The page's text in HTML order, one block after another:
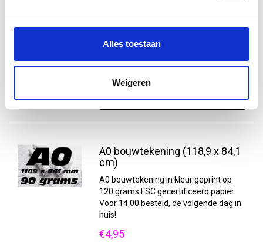
Alles toestaan
Weigeren
90 grams FSC gecertificeerd papier.
huis! 130 x 91,4 cm
€5,95
Vergelijk
Informatie
A0 bouwtekening (118,9 x 84,1
cm)
A0 bouwtekening in kleur geprint op
120 grams FSC gecertificeerd papier.
Voor 14.00 besteld, de volgende dag in
huis!
€4,95